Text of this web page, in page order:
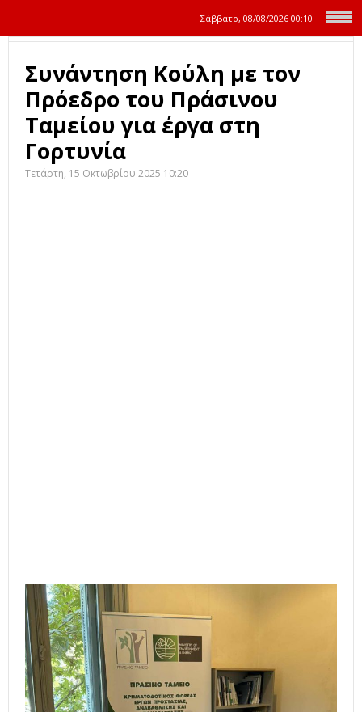
Σάββατο, 08/08/2026 00:10
Συνάντηση Κούλη με τον
Πρόεδρο του Πράσινου
Ταμείου για έργα στη
Γορτυνία
Τετάρτη, 15 Οκτωβρίου 2025 10:20